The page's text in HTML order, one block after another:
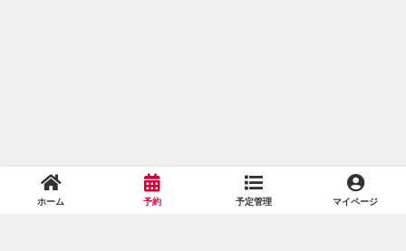
ホーム 予約 予定管理 マイページ